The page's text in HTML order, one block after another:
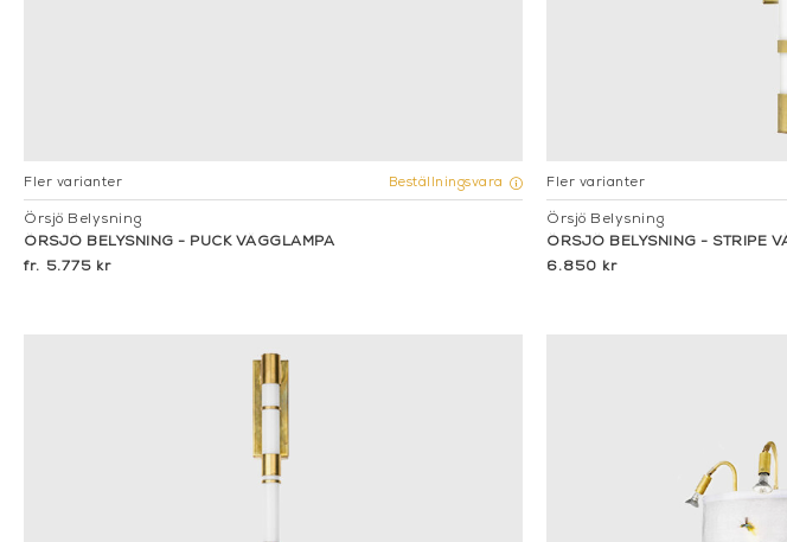
Fler varianter Beställningsvara
Örsjö Belysning
ÖRSJÖ BELYSNING - PUCK VÄGGLAMPA
5.775 kr
Fler varianter
Örsjö Belysning
ÖRSJÖ BELYSNING - STRIPE
6.850 kr